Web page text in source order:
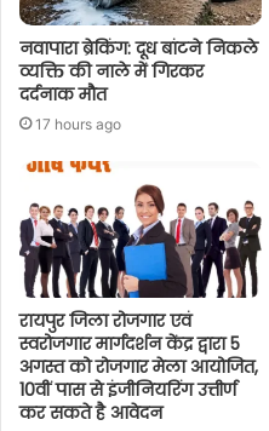
नवापारा ब्रेकिंग: दूध बांटने निकले
व्यक्ति की नाले में गिरकर
दर्दनाक मौत
17 hours ago
रायपुर जिला रोजगार एवं
स्वरोजगार मार्गदर्शन केंद्र द्वारा 5
अगस्त को रोजगार मेला आयोजित,
10वीं पास से इंजीनियरिंग उत्तीर्ण
कर सकते है आवेदन